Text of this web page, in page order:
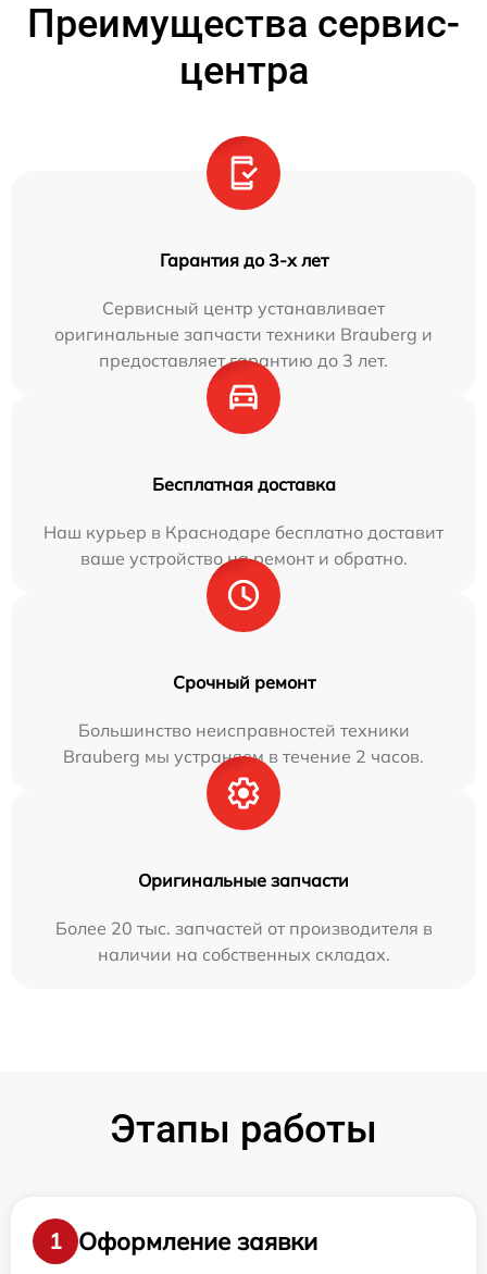
Преимущества сервис-
центра
Гарантия до 3-х лет
Сервисный центр устанавливает
оригинальные запчасти техники Brauberg и
предоставляет гарантию до 3 лет.
Бесплатная доставка
Наш курьер в Краснодаре бесплатно доставит
ваше устройство на ремонт и обратно.
Срочный ремонт
Большинство неисправностей техники
Brauberg мы устраняем в течение 2 часов.
Оригинальные запчасти
Более 20 тыс. запчастей от производителя в
наличии на собственных складах.
Этапы работы
1
Оформление заявки